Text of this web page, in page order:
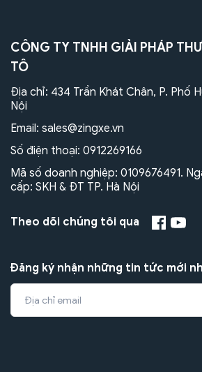
CÔNG TY TNHH GIẢI PHÁP
TÔ
Địa chỉ: 434 Trần Khát Chân, P. Phố
Nội
Email: sales@zingxe.vn
Số điện thoại: 0912269166
Mã số doanh nghiệp: 0109676491.
cấp: SKH & ĐT TP. Hà Nội
Theo dõi chúng tôi qua
Đăng ký nhận những tin tức mới